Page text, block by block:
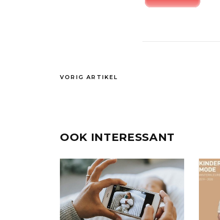
VORIG ARTIKEL
OOK INTERESSANT